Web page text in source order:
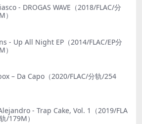
- DROGAS WAVE（2018/FLAC/分
）
- Up All Night EP（2014/FLAC/EP分
）
– Da Capo（2020/FLAC/分轨/254
- Trap Cake, Vol. 1（2019/FLA
/179M）